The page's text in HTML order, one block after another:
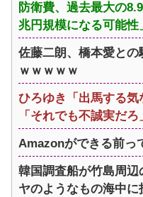
防衛費、過去最大の
兆円規模になる可能性
佐藤二朗、橋本愛と
ｗｗｗｗｗ
ひろゆき「出馬する
「それでも不誠実だ
Amazonができる前っ
韓国調査船が竹島周辺
ヤのようなもの海中